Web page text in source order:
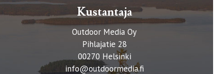
Kustantaja
Outdoor Media Oy
Pihlajatie 28
00270 Helsinki
info@outdoormedia.fi